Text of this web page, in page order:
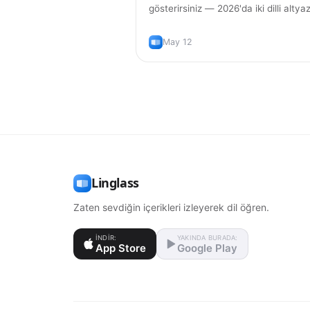
gösterirsiniz — 2026'da iki dilli
gerçekten dil öğrenmek için doğru
kullanım yolu.
May 12
Linglass
Zaten sevdiğin içerikleri izleyerek dil öğren.
İNDIR:
App Store
YAKINDA BURADA:
Google Play